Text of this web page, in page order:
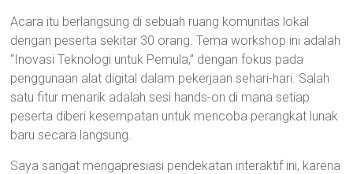
Acara itu berlangsung di sebuah ruang komunitas lokal
dengan peserta sekitar 30 orang. Tema workshop ini adalah
“Inovasi Teknologi untuk Pemula,” dengan fokus pada
penggunaan alat digital dalam pekerjaan sehari-hari. Salah
satu fitur menarik adalah sesi hands-on di mana setiap
peserta diberi kesempatan untuk mencoba perangkat lunak
baru secara langsung.
Saya sangat mengapresiasi pendekatan interaktif ini, karena